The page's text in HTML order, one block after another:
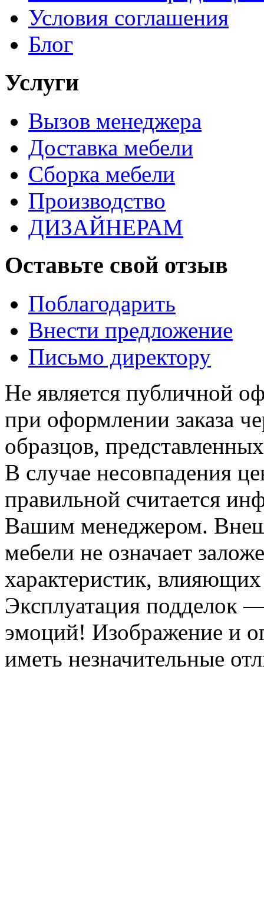
Условия соглашения
Блог
Услуги
Вызов менеджера
Доставка мебели
Сборка мебели
Производство
ДИЗАЙНЕРАМ
Оставьте свой отзыв
Поблагодарить
Внести предложение
Письмо директору
Не является публичной
при оформлении заказа
образцов,
В случае несовпадения
правильной считается
Вашим менеджером.
мебели не означает
характеристик, влияющих
Эксплуатация подделок
эмоций! Изображение и
иметь незначительные